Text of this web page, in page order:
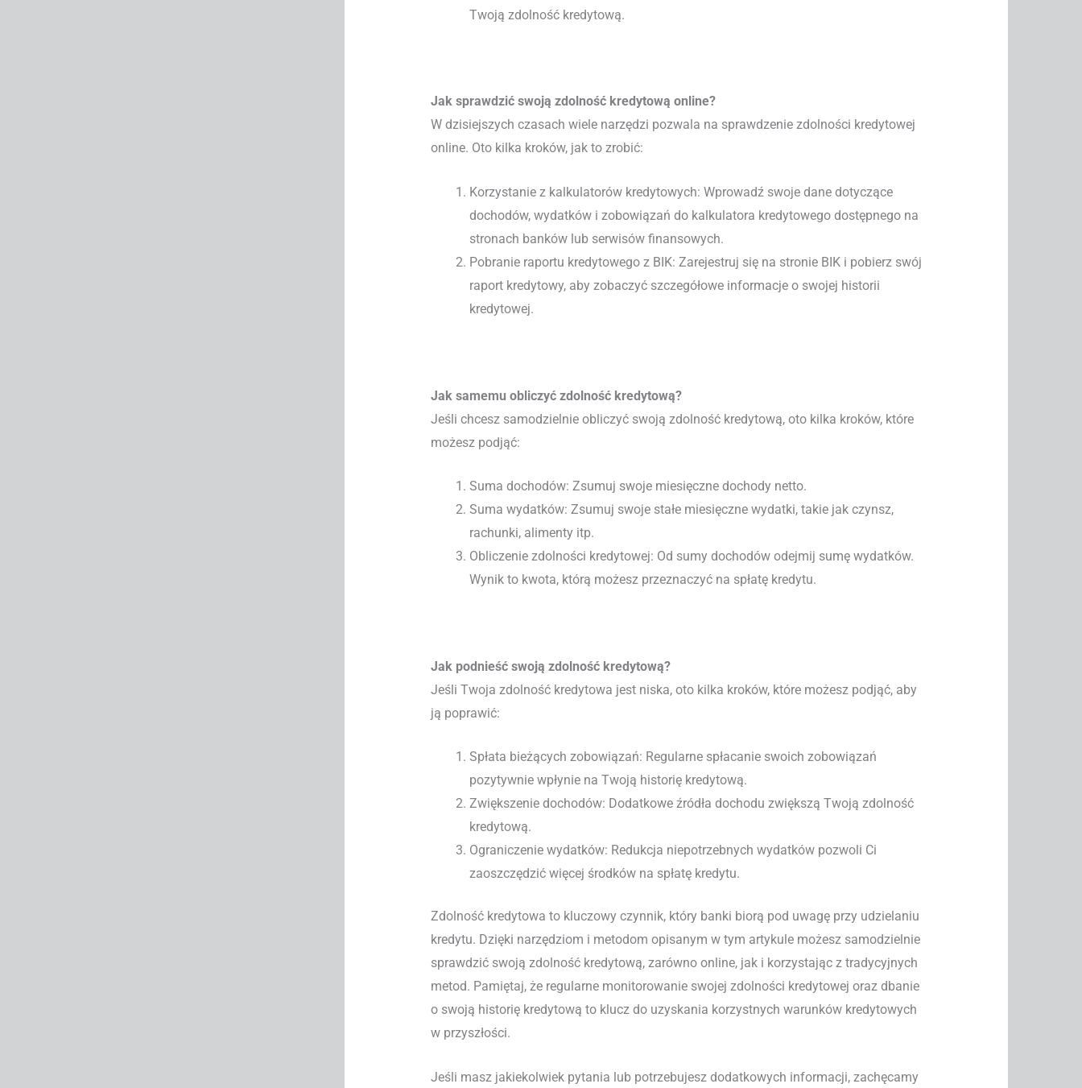
Twoją zdolność kredytową.
Jak sprawdzić swoją zdolność kredytową online?
W dzisiejszych czasach wiele narzędzi pozwala na sprawdzenie zdolności kredytowej
online. Oto kilka kroków, jak to zrobić:
Korzystanie z kalkulatorów kredytowych: Wprowadź swoje dane dotyczące
dochodów, wydatków i zobowiązań do kalkulatora kredytowego dostępnego na
stronach banków lub serwisów finansowych.
Pobranie raportu kredytowego z BIK: Zarejestruj się na stronie BIK i pobierz swój
raport kredytowy, aby zobaczyć szczegółowe informacje o swojej historii
kredytowej.
Jak samemu obliczyć zdolność kredytową?
Jeśli chcesz samodzielnie obliczyć swoją zdolność kredytową, oto kilka kroków, które
możesz podjąć:
Suma dochodów: Zsumuj swoje miesięczne dochody netto.
Suma wydatków: Zsumuj swoje stałe miesięczne wydatki, takie jak czynsz,
rachunki, alimenty itp.
Obliczenie zdolności kredytowej: Od sumy dochodów odejmij sumę wydatków.
Wynik to kwota, którą możesz przeznaczyć na spłatę kredytu.
Jak podnieść swoją zdolność kredytową?
Jeśli Twoja zdolność kredytowa jest niska, oto kilka kroków, które możesz podjąć, aby
ją poprawić:
Spłata bieżących zobowiązań: Regularne spłacanie swoich zobowiązań
pozytywnie wpłynie na Twoją historię kredytową.
Zwiększenie dochodów: Dodatkowe źródła dochodu zwiększą Twoją zdolność
kredytową.
Ograniczenie wydatków: Redukcja niepotrzebnych wydatków pozwoli Ci
zaoszczędzić więcej środków na spłatę kredytu.
Zdolność kredytowa to kluczowy czynnik, który banki biorą pod uwagę przy udzielaniu
kredytu. Dzięki narzędziom i metodom opisanym w tym artykule możesz samodzielnie
sprawdzić swoją zdolność kredytową, zarówno online, jak i korzystając z tradycyjnych
metod. Pamiętaj, że regularne monitorowanie swojej zdolności kredytowej oraz dbanie
o swoją historię kredytową to klucz do uzyskania korzystnych warunków kredytowych
w przyszłości.
Jeśli masz jakiekolwiek pytania lub potrzebujesz dodatkowych informacji, zachęcamy